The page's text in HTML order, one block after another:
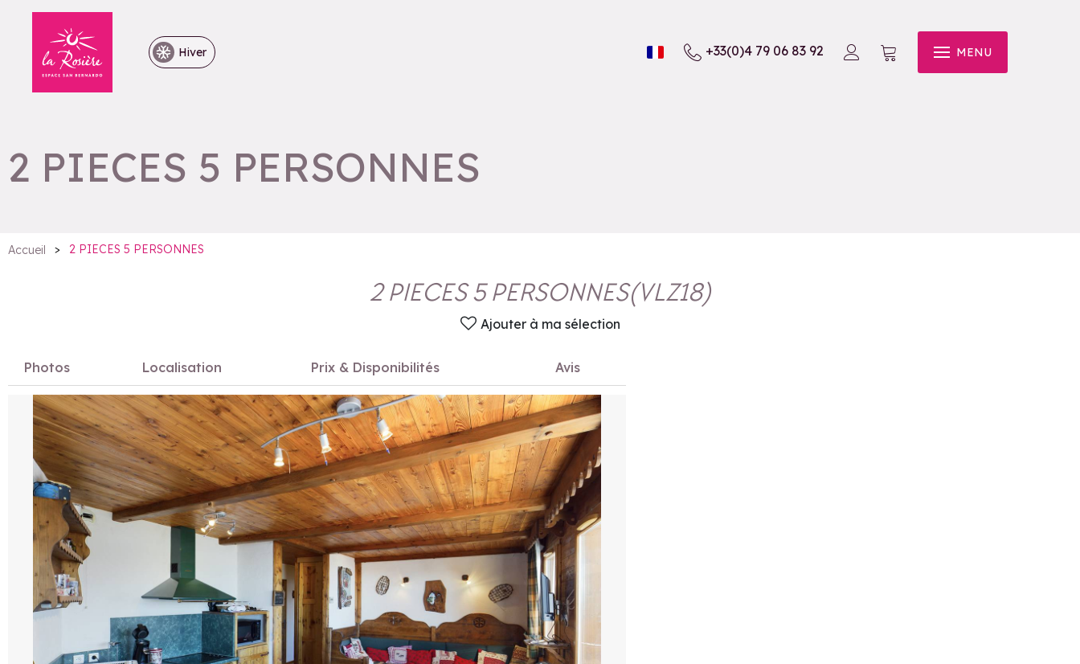
Hiver +33(0)4 79 06 83 92 MENU
2 PIECES 5 PERSONNES
Accueil > 2 PIECES 5 PERSONNES
2 PIECES 5 PERSONNES(VLZ18)
Ajouter à ma sélection
Photos Localisation Prix & Disponibilités Avis